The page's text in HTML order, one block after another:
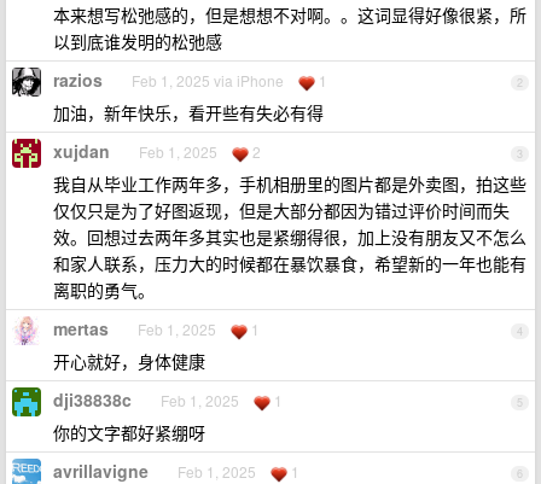
本来想写松弛感的，但是想想不对啊。。这词显得好像很紧，所
以到底谁发明的松弛感
2
razios Feb 1, 2025 via iPhone 1
加油，新年快乐，看开些有失必有得
3
xujdan Feb 1, 2025 2
我自从毕业工作两年多，手机相册里的图片都是外卖图，拍这些
仅仅只是为了好图返现，但是大部分都因为错过评价时间而失
效。回想过去两年多其实也是紧绷得很，加上没有朋友又不怎么
和家人联系，压力大的时候都在暴饮暴食，希望新的一年也能有
离职的勇气。
4
mertas Feb 1, 2025 1
开心就好，身体健康
5
dji38838c Feb 1, 2025 1
你的文字都好紧绷呀
6
avrillavigne Feb 1, 2025 1